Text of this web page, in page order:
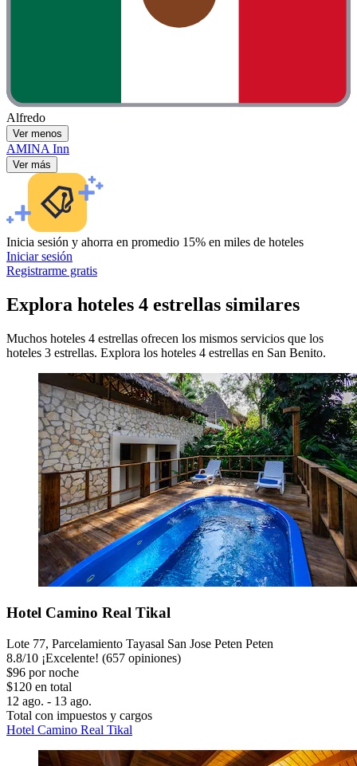
Alfredo
Ver menos
AMINA Inn
Ver más
Inicia sesión y ahorra en promedio 15% en miles de hoteles
Iniciar sesión
Registrarme gratis
Explora hoteles 4 estrellas similares
Muchos hoteles 4 estrellas ofrecen los mismos servicios que los
hoteles 3 estrellas. Explora los hoteles 4 estrellas en San Benito.
Hotel Camino Real Tikal
Lote 77, Parcelamiento Tayasal San Jose Peten Peten
8.8/10 ¡Excelente! (657 opiniones)
$96 por noche
$120 en total
12 ago. - 13 ago.
Total con impuestos y cargos
Hotel Camino Real Tikal